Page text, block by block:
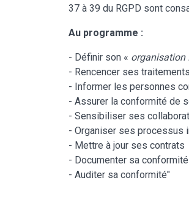
37 à 39 du RGPD sont
Au programme :
- Définir son « organisation
- Rencencer ses
- Informer les personnes
- Assurer la conformité de
- Sensibiliser ses
- Organiser ses processus
- Mettre à jour ses contrats
- Documenter sa conformité
- Auditer sa conformité"